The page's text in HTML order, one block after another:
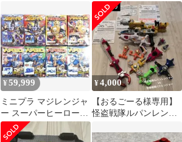
売り
ェンズ ソウルドールア
ダプター同梱版
¥59,999
ミニプラ マジレンジャ
ー スーパーヒーローキ
ャンペーン 当選品
¥4,000
【おるごーる様専用】
怪盗戦隊ルパンレンジ
ンジャーまとめ売り